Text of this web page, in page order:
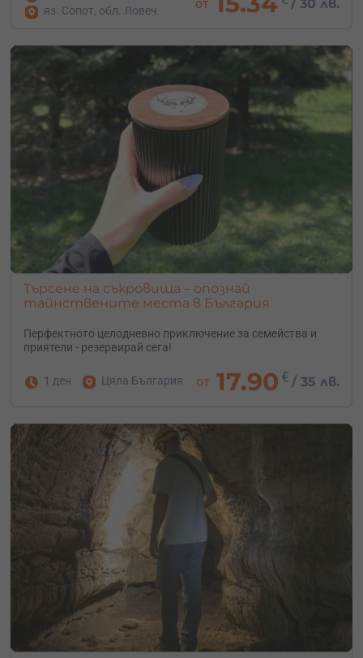
яз. Сопот, обл. Ловеч
от /30 лв.
Търсене на съкровища – опознай
тайнствените места в България
Перфектното целодневно приключение за семейства и
приятели - резервирай сега!
1 ден Цяла България от 17.90 € / 35 лв.